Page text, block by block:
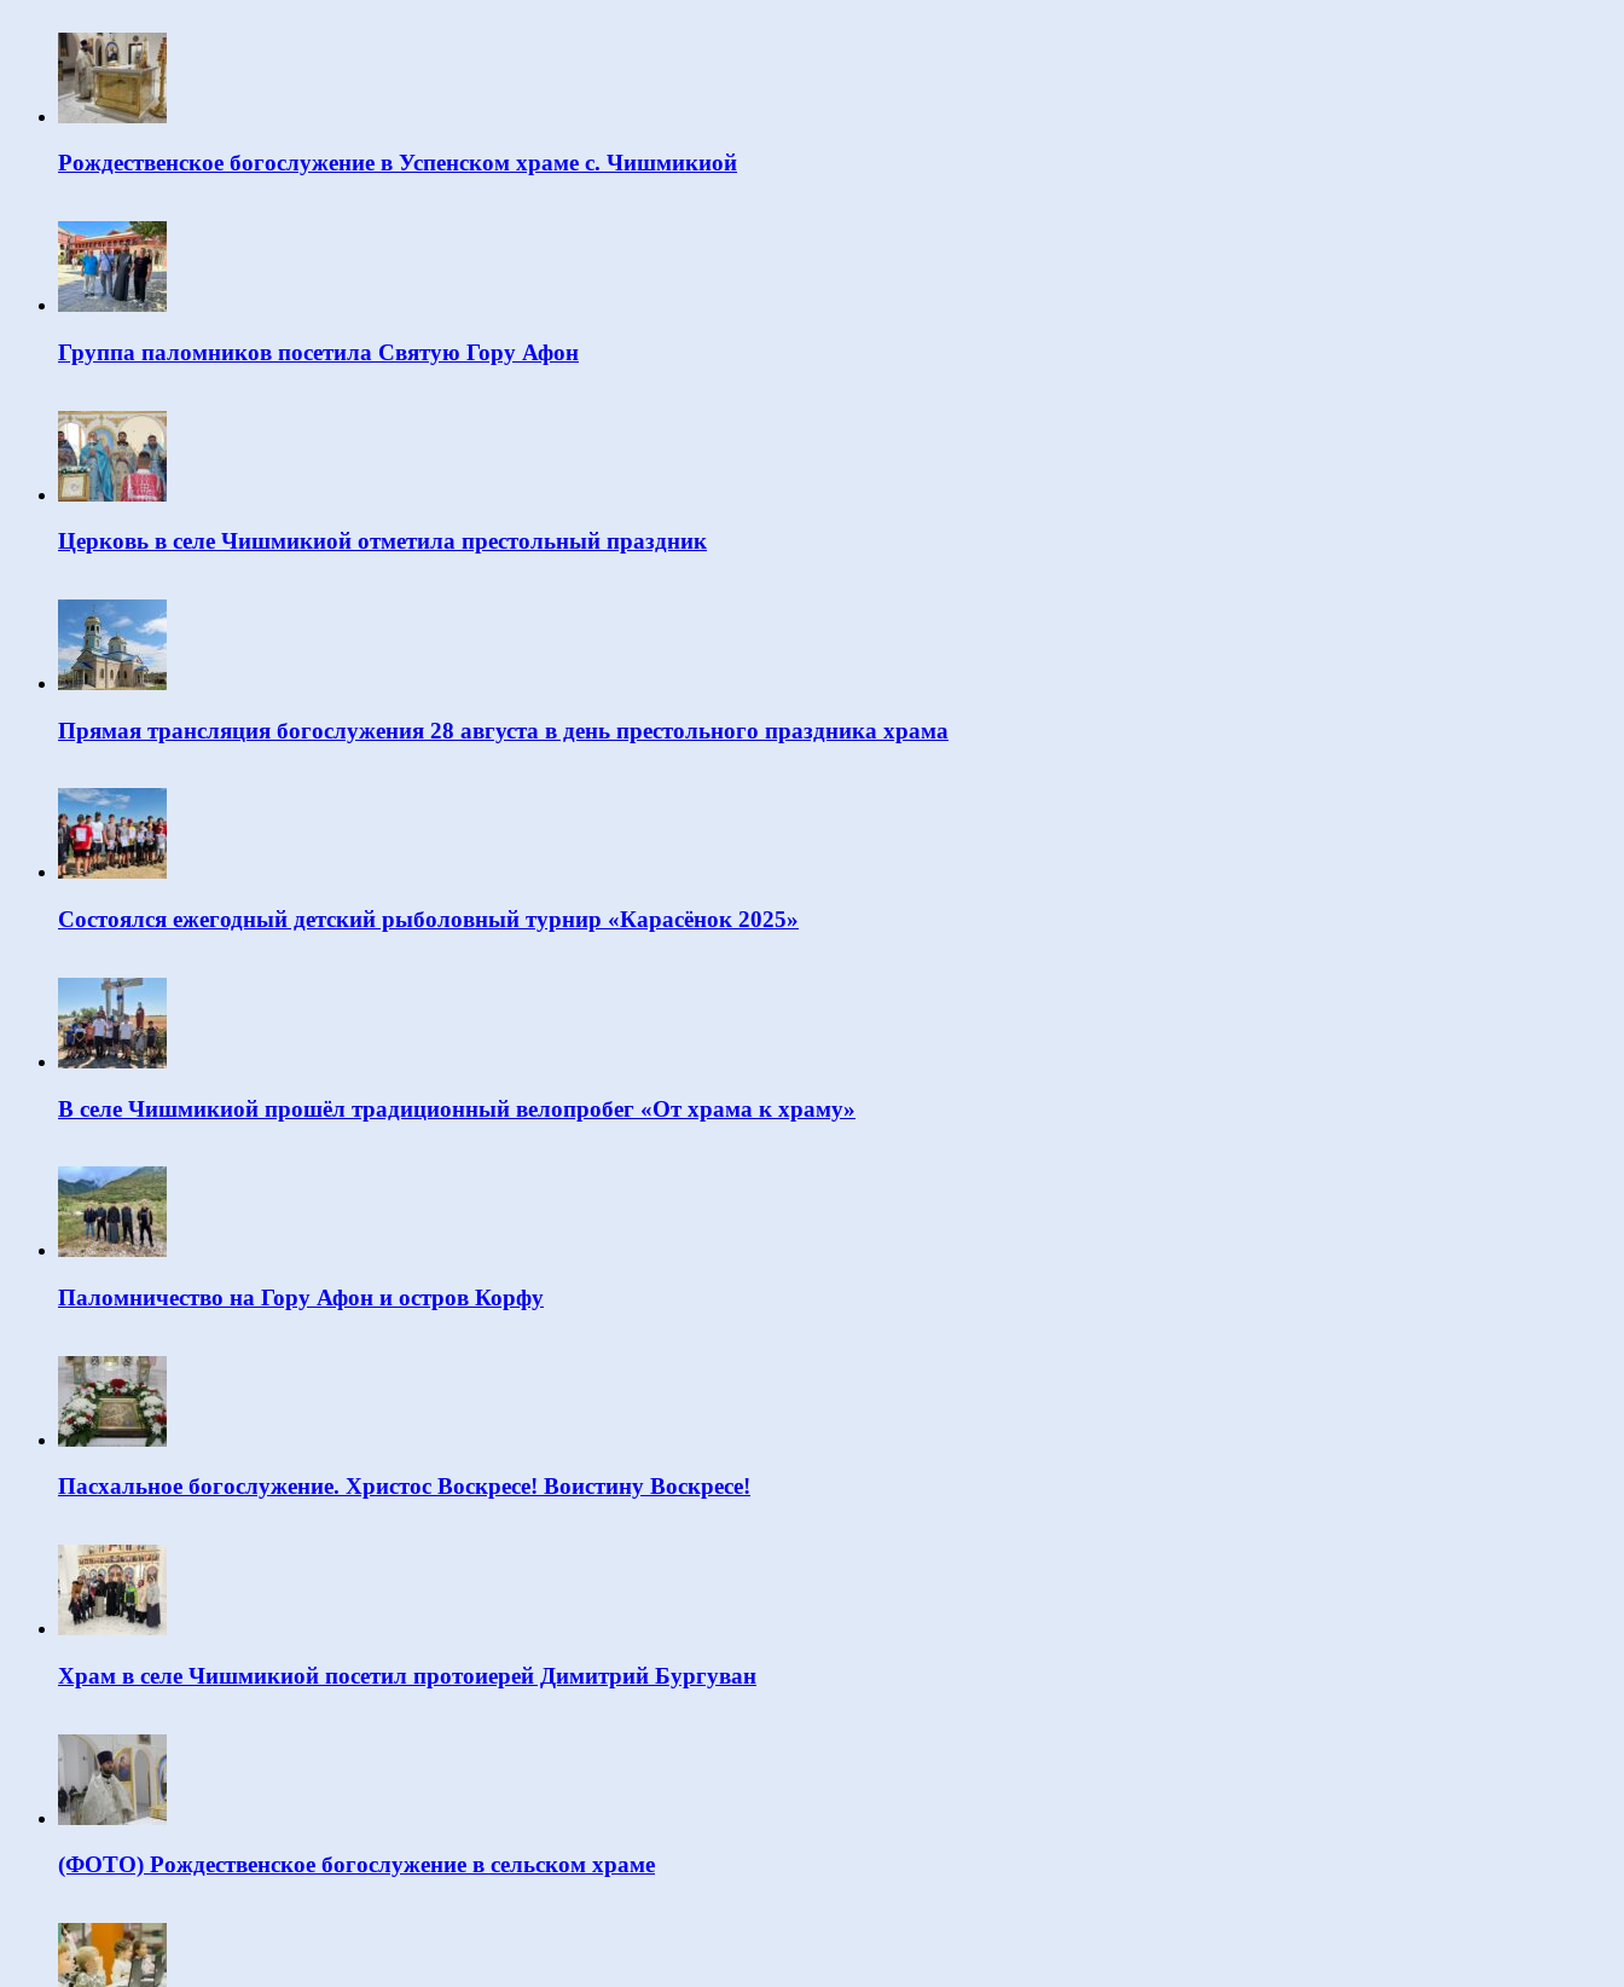
Рождественское богослужение в Успенском храме с. Чишмикиой
Группа паломников посетила Святую Гору Афон
Церковь в селе Чишмикиой отметила престольный праздник
Прямая трансляция богослужения 28 августа в день престольного праздника храма
Состоялся ежегодный детский рыболовный турнир «Карасёнок 2025»
В селе Чишмикиой прошёл традиционный велопробег «От храма к храму»
Паломничество на Гору Афон и остров Корфу
Пасхальное богослужение. Христос Воскресе! Воистину Воскресе!
Храм в селе Чишмикиой посетил протоиерей Димитрий Бургуван
(ФОТО) Рождественское богослужение в сельском храме